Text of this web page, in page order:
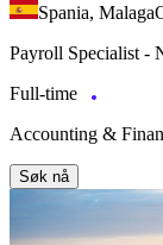
Spania, Malaga
Payroll Specialist -
Full-time
Accounting &
Søk nå